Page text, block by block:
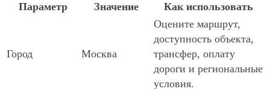
Параметр Значение Как использовать
Город Москва
Оцените маршрут,
доступность объекта,
трансфер, оплату
дороги и региональные
условия.